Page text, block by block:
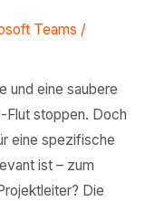
Teams /
und eine saubere
Flut stoppen. Doch
eine spezifische
ist – zum
Die